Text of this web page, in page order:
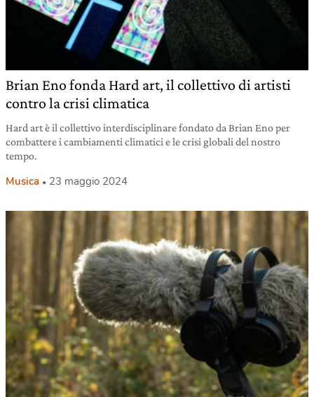
Brian Eno fonda Hard art, il collettivo di artisti
contro la crisi climatica
Hard art è il collettivo interdisciplinare fondato da Brian Eno per
combattere i cambiamenti climatici e le crisi globali del nostro
tempo.
Musica 23 maggio 2024